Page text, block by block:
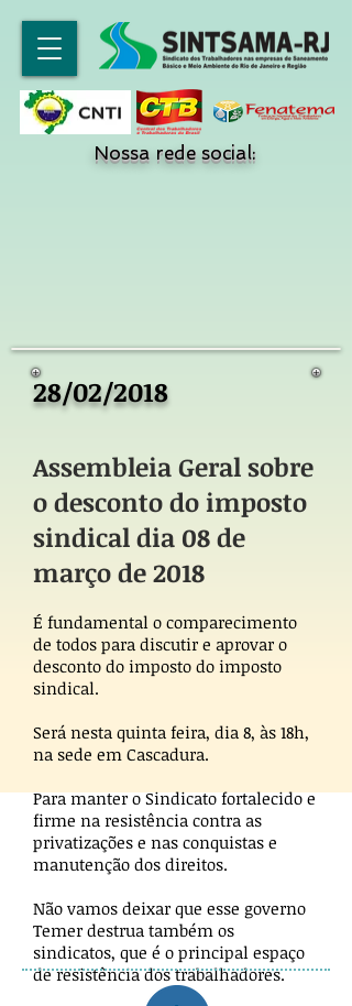
Nossa rede social:
28/02/2018
Assembleia Geral sobre
o desconto do imposto
sindical dia 08 de
março de 2018
É fundamental o comparecimento
de todos para discutir e aprovar o
desconto do imposto do imposto
sindical.
Será nesta quinta feira, dia 8, às 18h,
na sede em Cascadura.
Para manter o Sindicato fortalecido e
firme na resistência contra as
privatizações e nas conquistas e
manutenção dos direitos.
Não vamos deixar que esse governo
Temer destrua também os
sindicatos, que é o principal espaço
de resistência dos trabalhadores.